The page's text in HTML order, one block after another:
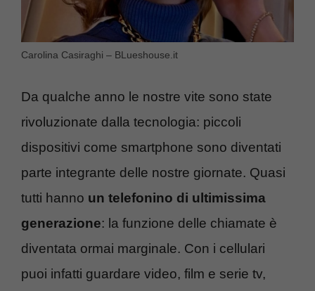
Carolina Casiraghi – BLueshouse.it
Da qualche anno le nostre vite sono state
rivoluzionate dalla tecnologia: piccoli
dispositivi come smartphone sono diventati
parte integrante delle nostre giornate. Quasi
tutti hanno un telefonino di ultimissima
generazione: la funzione delle chiamate è
diventata ormai marginale. Con i cellulari
puoi infatti guardare video, film e serie tv,